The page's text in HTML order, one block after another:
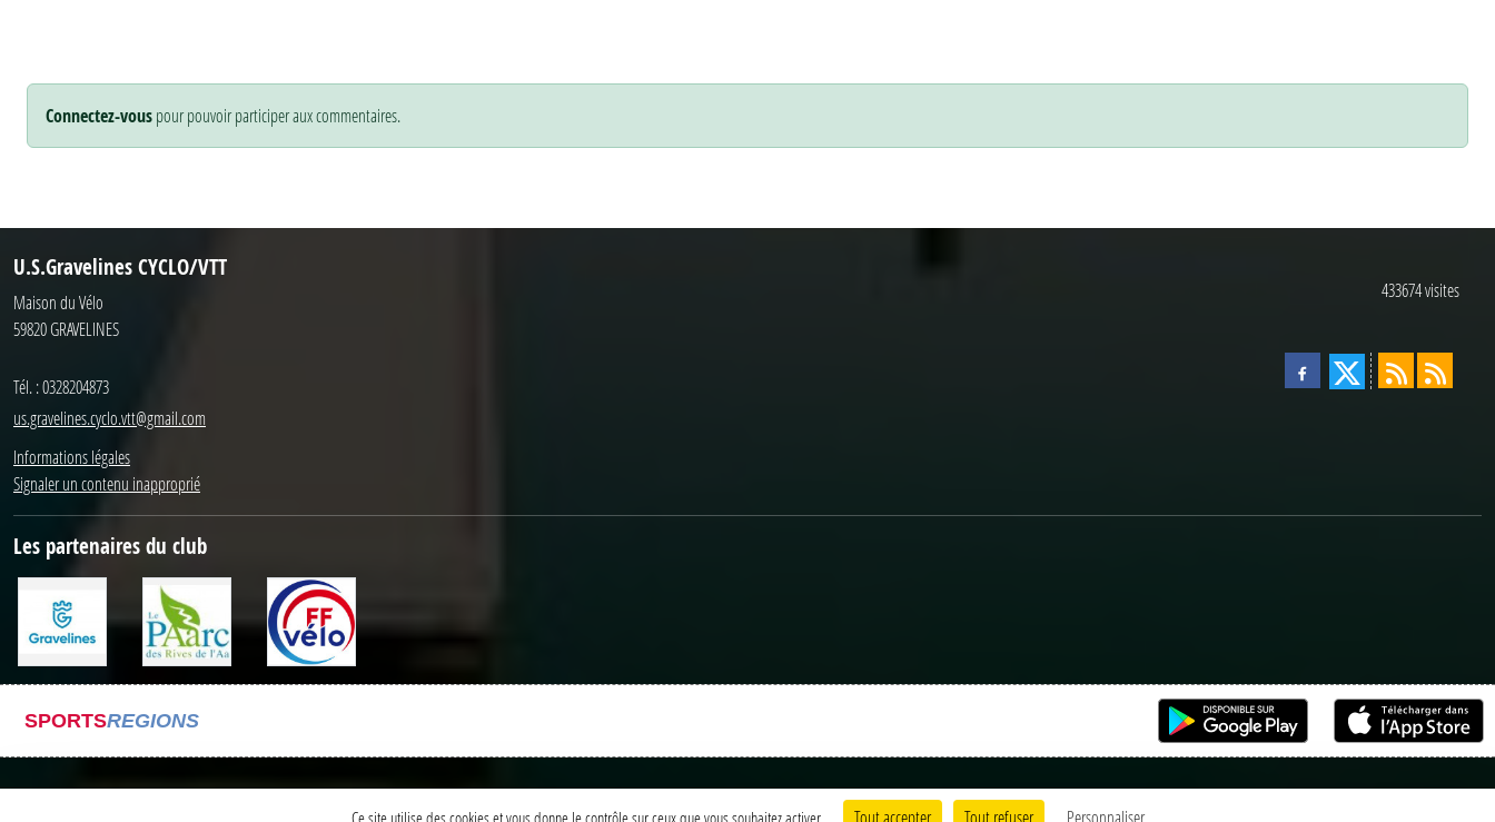
Connectez-vouspour pouvoir participer aux commentaires.
U.S.Gravelines CYCLO/VTT
Maison du Vélo
59820GRAVELINES
Tél. :0328204873
us.gravelines.cyclo.vtt@gmail.com
Informations légales
Signaler un contenu inapproprié
433674visites
Les partenaires du club
SPORTSREGIONS
Gestion des cookies
Ce site utilise des cookies et vous donne le contrôle sur ceux que vous souhaitez activer Tout accepter Tout refuser Personnaliser